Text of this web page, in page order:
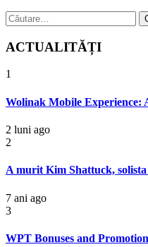
Caută
după:
ACTUALITĂȚI
1
Wolinak Mobile Experience:
2 luni ago
2
A murit Kim Shattuck,
7 ani ago
3
WPT Bonuses and